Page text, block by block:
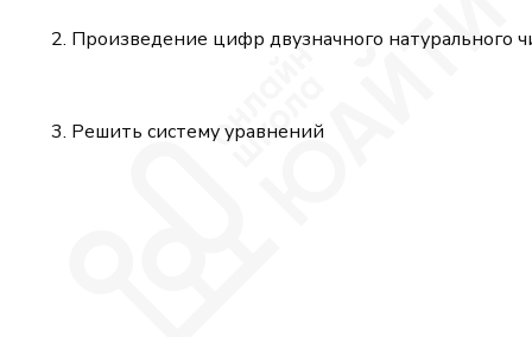
Произведение цифр двузначного натурального
Решить систему уравнений